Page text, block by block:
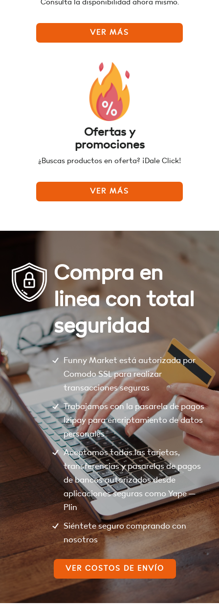
Consulta la disponibilidad ahora mismo.
VER MÁS
Ofertas y
promociones
¿Buscas productos en oferta? ¡Dale Click!
VER MÁS
Compra en
linea con total
seguridad
Funny Market está autorizada por
Comodo SSL para realizar
transacciones seguras
Trabajamos con la pasarela de pagos
Izipay para encriptamiento de datos
personales
Aceptamos todas las tarjetas,
transferencias y pasarelas de pagos
de bancos autorizados desde
aplicaciones seguras como Yape –
Plin
Siéntete seguro comprando con
nosotros
VER COSTOS DE ENVÍO